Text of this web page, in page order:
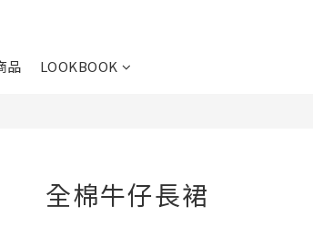
品 LOOKBOOK
全棉牛仔長裙